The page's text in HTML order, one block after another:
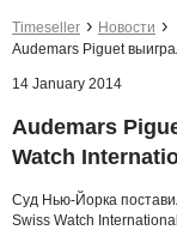
Timeseller
Новости
Audemars Piguet
14 January 2014
Audemars
Watch
Суд Нью-Йорка
Swiss Watch